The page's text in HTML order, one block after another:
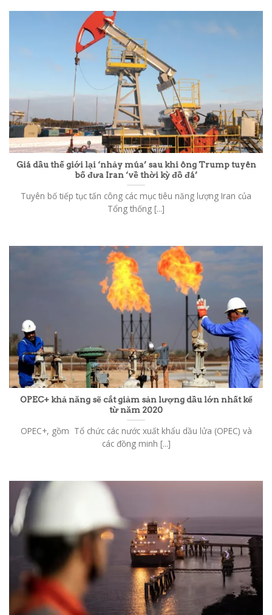
Giá dầu thế giới lại ‘nhảy múa’ sau khi ông Trump tuyên
bố đưa Iran ‘về thời kỳ đồ đá’
Tuyên bố tiếp tục tấn công các mục tiêu năng lượng Iran của
Tổng thống [...]
OPEC+ khả năng sẽ cắt giảm sản lượng dầu lớn nhất kể
từ năm 2020
OPEC+, gồm Tổ chức các nước xuất khẩu dầu lửa (OPEC) và
các đồng minh [...]